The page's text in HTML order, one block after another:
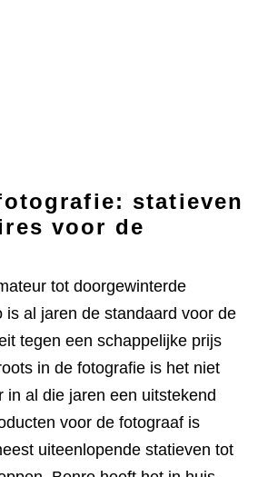
statieven
voor de
tot doorgewinterde
is al jaren de standaard voor de
tegen een schappelijke prijs
in de fotografie is het niet
in al die jaren een uitstekend
voor de fotograaf is
uiteenlopende statieven tot